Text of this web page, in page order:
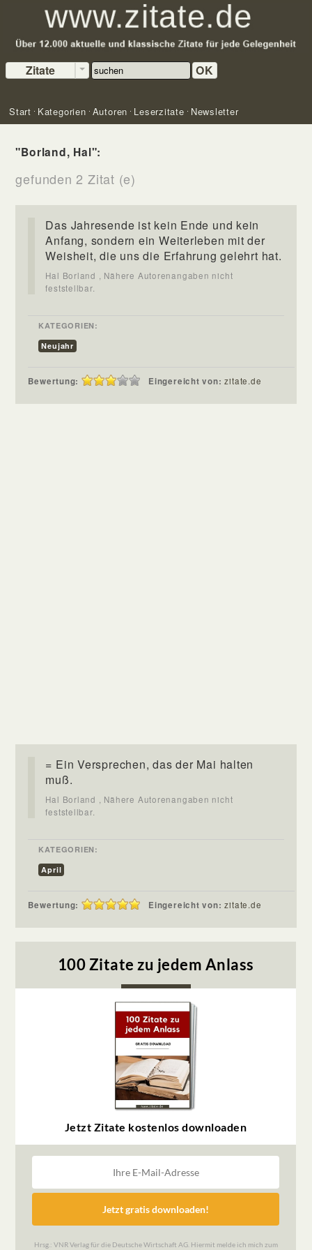
Zitate OK
Start Kategorien Autoren Leserzitate Newsletter
"Borland, Hal":
gefunden 2 Zitat (e)
Das Jahresende ist kein Ende und kein
Anfang, sondern ein Weiterleben mit der
Weisheit, die uns die Erfahrung gelehrt hat.
Hal Borland , Nähere Autorenangaben nicht
feststellbar.
KATEGORIEN:
Neujahr
Bewertung: Eingereicht von:zitate.de
= Ein Versprechen, das der Mai halten
muß.
Hal Borland , Nähere Autorenangaben nicht
feststellbar.
KATEGORIEN:
April
Bewertung: Eingereicht von:zitate.de